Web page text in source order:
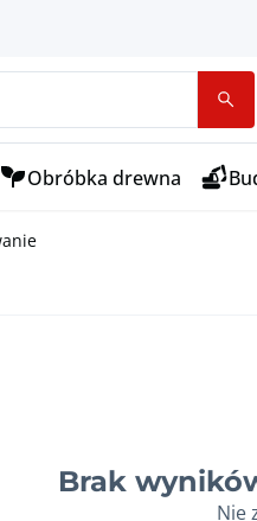
Obróbka drewna
Brak
Nie